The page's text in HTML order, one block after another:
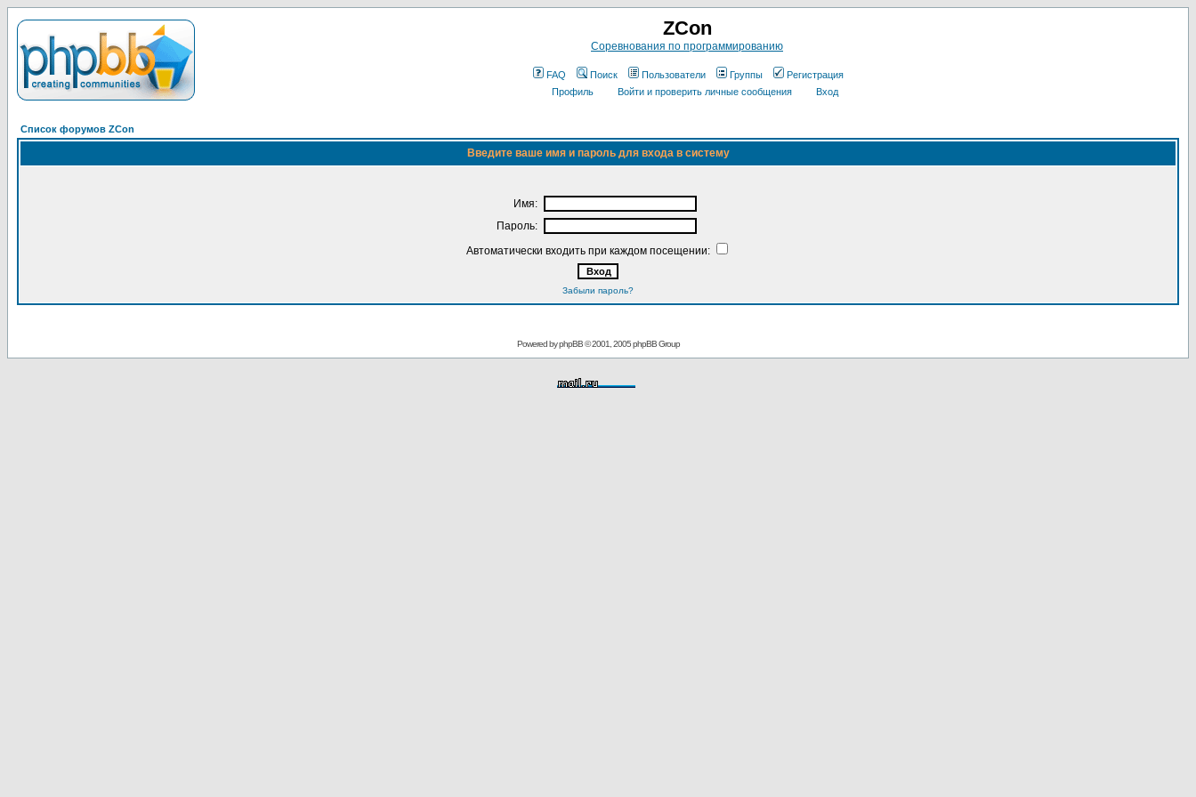
ZCon
Соревнования по программированию
FAQ Поиск Пользователи Группы
Регистрация
Профиль
Войти и проверить личные сообщения Вход
Список форумов ZCon
Введите ваше имя и пароль для входа в систему
Имя:
Пароль:
Автоматически входить при каждом посещении:
Забыли пароль?
Powered byphpBB© 2001, 2005 phpBB Group